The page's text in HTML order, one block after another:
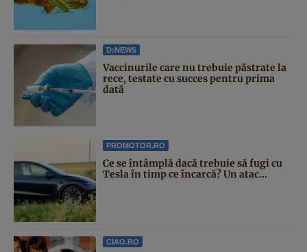
D:NEWS
Vaccinurile care nu trebuie păstrate la
rece, testate cu succes pentru prima
dată
PROMOTOR.RO
Ce se întâmplă dacă trebuie să fugi cu
Tesla în timp ce încarcă? Un atac...
CIAO.RO